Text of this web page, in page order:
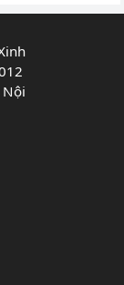
Nội